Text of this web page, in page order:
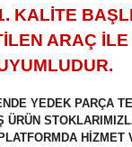
KALİTE
ARAÇ İLE
YEDEK PARÇA
ÜRÜN
HİZMET